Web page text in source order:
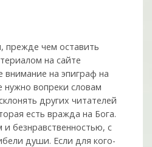
прежде чем оставить
на сайте
внимание на эпиграф на
нужно вопреки словам
других читателей
есть вражда на Бога.
без­нрав­ствен­ностью, с
души. Если для кого-